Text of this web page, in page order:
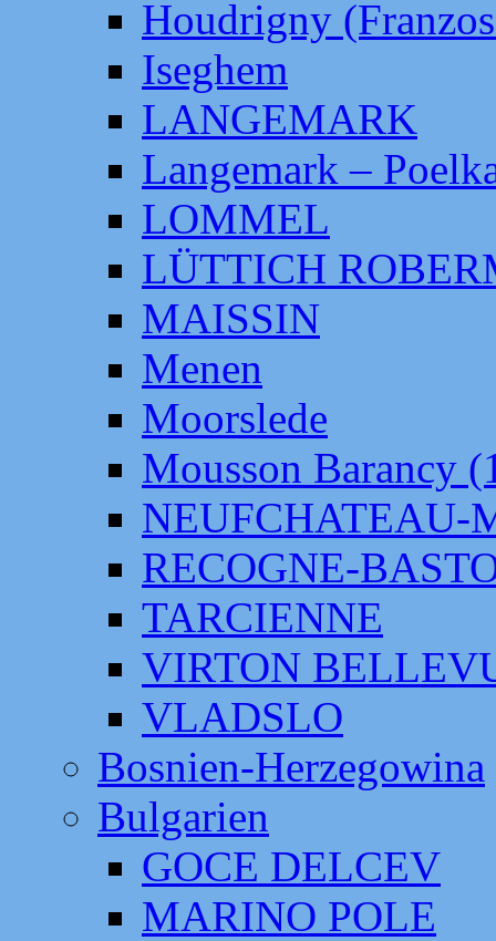
Houdrigny
Iseghem
LANGEMARK
Langemark –
LOMMEL
LÜTTICH
MAISSIN
Menen
Moorslede
Mousson Barancy
NEUFCHATEAU-
RECOGNE-
TARCIENNE
VIRTON
VLADSLO
Bosnien-Herzegowina
Bulgarien
GOCE DELCEV
MARINO POLE